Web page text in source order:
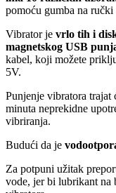
pomoću gumba na ručki
Vibrator je vrlo tih i
magnetskog USB
kabel, koji možete
5V.
Punjenje vibratora trajat
minuta neprekidne
vibriranja.
Budući da je
Za potpuni užitak
vode, jer bi lubrikant na